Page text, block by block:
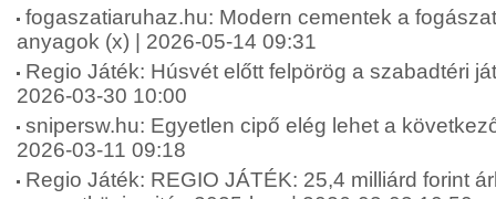
fogaszatiaruhaz.hu: Modern cementek a
anyagok (x) | 2026-05-14 09:31
Regio Játék: Húsvét előtt felpörög a szabadtéri
2026-03-30 10:00
snipersw.hu: Egyetlen cipő elég lehet a
2026-03-11 09:18
Regio Játék: REGIO JÁTÉK: 25,4 milliárd forint